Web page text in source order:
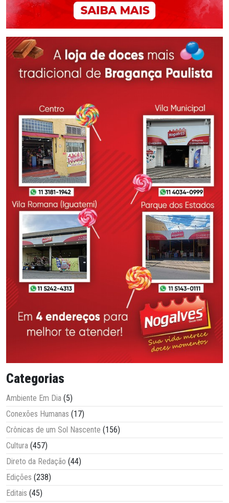
Categorias
Ambiente Em Dia (5)
Conexões Humanas (17)
Crônicas de um Sol Nascente (156)
Cultura (457)
Direto da Redação (44)
Edições (238)
Editais (45)